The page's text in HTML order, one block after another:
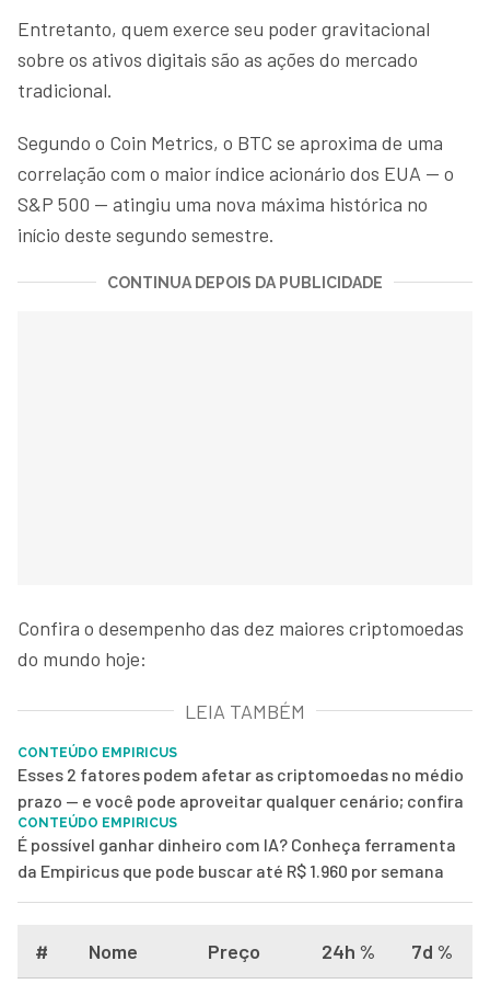
Entretanto, quem exerce seu poder gravitacional
sobre os ativos digitais são as ações do mercado
tradicional.
Segundo o Coin Metrics, o BTC se aproxima de uma
correlação com o maior índice acionário dos EUA — o
S&P 500 — atingiu uma nova máxima histórica no
início deste segundo semestre.
CONTINUA DEPOIS DA PUBLICIDADE
Confira o desempenho das dez maiores criptomoedas
do mundo hoje:
LEIA TAMBÉM
CONTEÚDO EMPIRICUS
Esses 2 fatores podem afetar as criptomoedas no médio
prazo — e você pode aproveitar qualquer cenário; confira
CONTEÚDO EMPIRICUS
É possível ganhar dinheiro com IA? Conheça ferramenta
da Empiricus que pode buscar até R$ 1.960 por semana
# Nome Preço 24h % 7d %